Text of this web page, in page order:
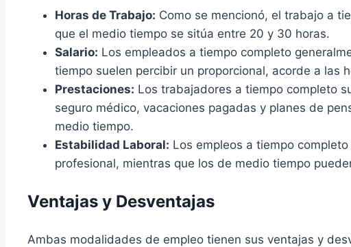
Horas de Trabajo: Como se mencionó, el trabajo a
que el medio tiempo se sitúa entre 20 y 30 horas.
Salario: Los empleados a tiempo completo
tiempo suelen percibir un proporcional, acorde a las
Prestaciones: Los trabajadores a tiempo completo
seguro médico, vacaciones pagadas y planes de
medio tiempo.
Estabilidad Laboral: Los empleos a tiempo
profesional, mientras que los de medio tiempo
Ventajas y Desventajas
Ambas modalidades de empleo tienen sus ventajas y